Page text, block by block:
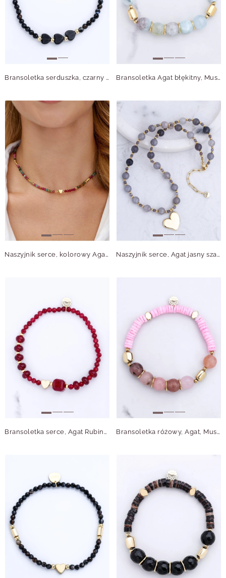
Bransoletka serduszka, czarny Agat, stal pozłacana S114969Z00 Bransoletka Agat błękitny, Muszla, stal pozłacana S115070Z00
Naszyjnik serce, kolorowy Agat, stal pozłacana S314944Z00 Naszyjnik serce, Agat jasny szary, stal pozłacana S315084Z00
Bransoletka serce, Agat Rubinowy, stal pozłacana S115012Z00 Bransoletka różowy, Agat, Muszla, stal pozłacana S115073Z00